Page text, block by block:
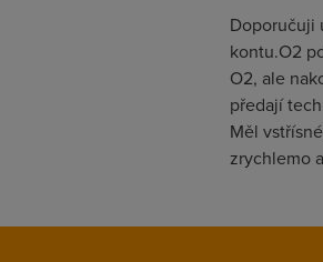
Doporučuji
kontu.O2
O2, ale
předají
Měl
zrychlemo